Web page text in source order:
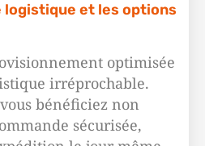
logistique et les options
optimisée
irréprochable.
bénéficiez non
sécurisée,